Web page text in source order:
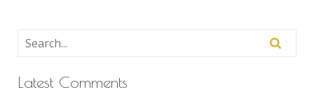
Latest Comments